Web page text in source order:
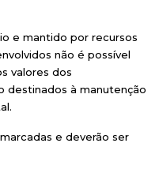
e mantido por recursos
não é possível
valores dos
destinados à manutenção
e deverão ser